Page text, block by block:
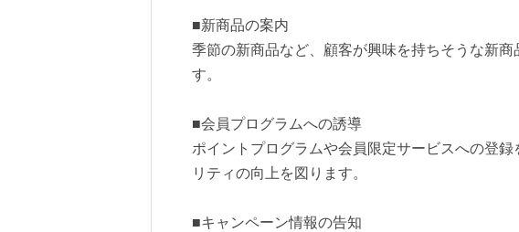
■新商品の案内
季節の新商品など、顧客が興味を持ちそうな新商
す。
■会員プログラムへの誘導
ポイントプログラムや会員限定サービスへの登
リティの向上を図ります。
■キャンペーン情報の告知